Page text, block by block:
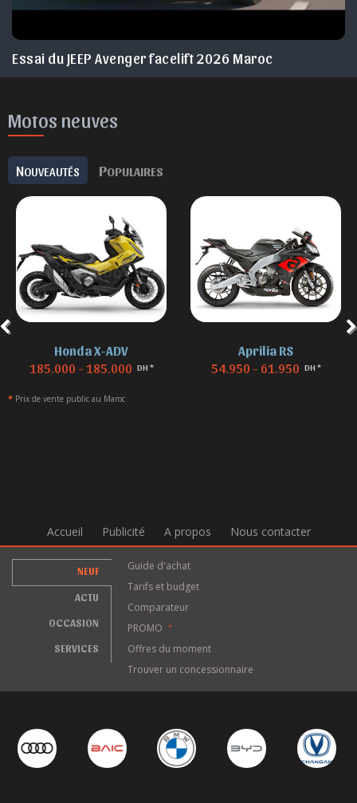
Essai du JEEP Avenger facelift 2026 Maroc
Motos neuves
NOUVEAUTÉS POPULAIRES
Honda X-ADV
185.000 - 185.000 DH *
Aprilia RS
54.950 - 61.950 DH *
* Prix de vente public au Maroc
Accueil Publicité A propos Nous contacter
NEUF
ACTU
OCCASION
SERVICES
Guide d'achat
Tarifs et budget
Comparateur
PROMO
*
Offres du moment
Trouver un concessionnaire